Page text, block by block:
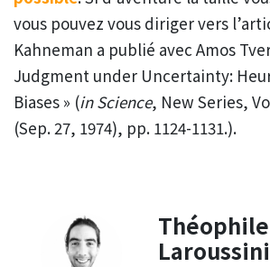
vous pouvez vous diriger vers
Kahneman a publié avec Amos
Judgment under Uncertainty:
Biases » (in Science, New Series,
(Sep. 27, 1974), pp. 1124-1131.).
Théophile